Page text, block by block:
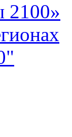
2100»